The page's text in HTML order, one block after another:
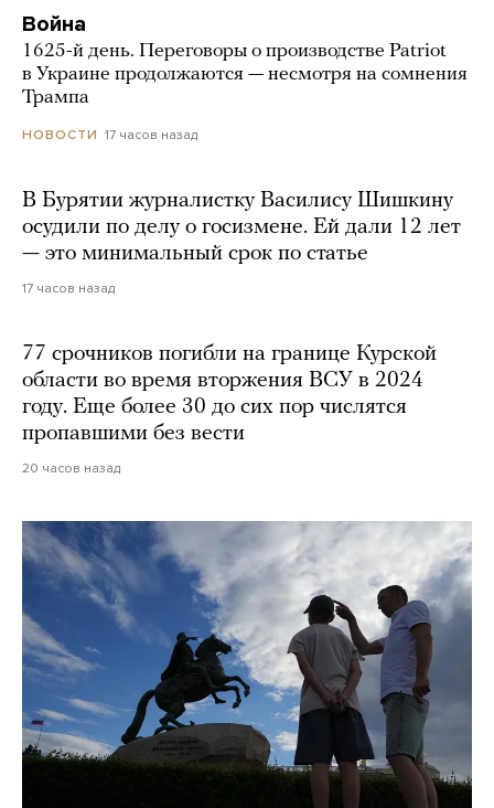
Война
1625-й день. Переговоры о производстве Patriot
в Украине продолжаются — несмотря на сомнения
Трампа
НОВОСТИ 17 часов назад
В Бурятии журналистку Василису Шишкину
осудили по делу о госизмене. Ей дали 12 лет
— это минимальный срок по статье
17 часов назад
77 срочников погибли на границе Курской
области во время вторжения ВСУ в 2024
году. Еще более 30 до сих пор числятся
пропавшими без вести
20 часов назад